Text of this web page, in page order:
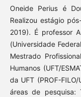
Oneide Perius é
Realizou estágio
2019). É professor
(Universidade
Mestrado
Humanos (UFT/
da UFT (PROF-
áreas de pesquisa: